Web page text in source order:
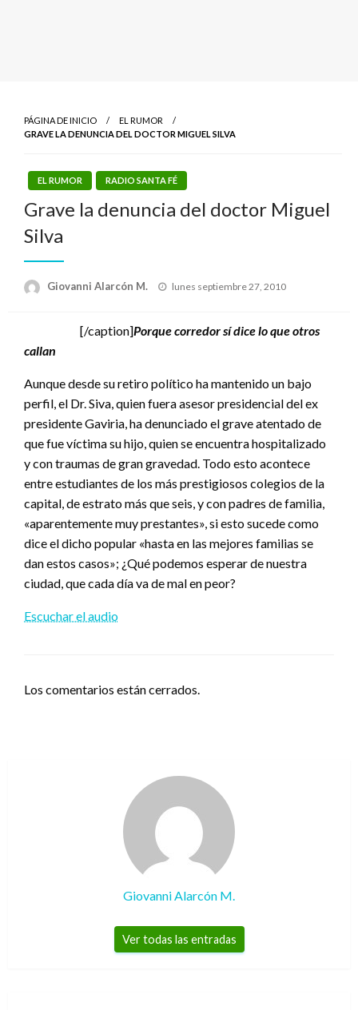
PÁGINA DE INICIO
EL RUMOR
GRAVE LA DENUNCIA DEL DOCTOR MIGUEL SILVA
EL RUMOR RADIO SANTA FÉ
Grave la denuncia del doctor Miguel
Silva
Giovanni Alarcón M.
Publicado
lunes septiembre 27, 2010
[/caption]Porque corredor sí dice lo que otros
callan
Aunque desde su retiro político ha mantenido un bajo
perfil, el Dr. Siva, quien fuera asesor presidencial del ex
presidente Gaviria, ha denunciado el grave atentado de
que fue víctima su hijo, quien se encuentra hospitalizado
y con traumas de gran gravedad. Todo esto acontece
entre estudiantes de los más prestigiosos colegios de la
capital, de estrato más que seis, y con padres de familia,
«aparentemente muy prestantes», si esto sucede como
dice el dicho popular «hasta en las mejores familias se
dan estos casos»; ¿Qué podemos esperar de nuestra
ciudad, que cada día va de mal en peor?
Escuchar el audio
Los comentarios están cerrados.
Giovanni Alarcón M.
Ver todas las entradas